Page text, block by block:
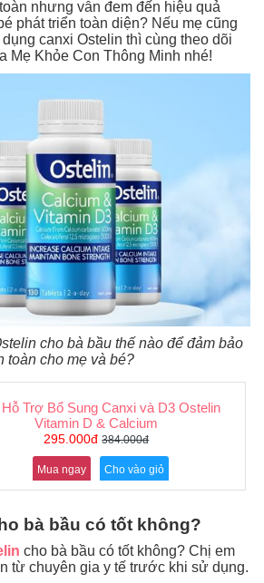
nhưng vẫn đem đến hiệu quả
phát triển toàn diện? Nếu mẹ cũng
canxi Ostelin thì cùng theo dõi
Mẹ Khỏe Con Thông Minh nhé!
cho bà bầu thế nào để đảm bảo
toàn cho mẹ và bé?
Trợ Bổ Sung Canxi và D3 Ostelin
Vitamin D & Calcium
295.000đ384.000đ
Mua ngay Cho vào giỏ
bà bầu có tốt không?
cho bà bầu có tốt không? Chị em
từ chuyên gia y tế trước khi sử dụng.